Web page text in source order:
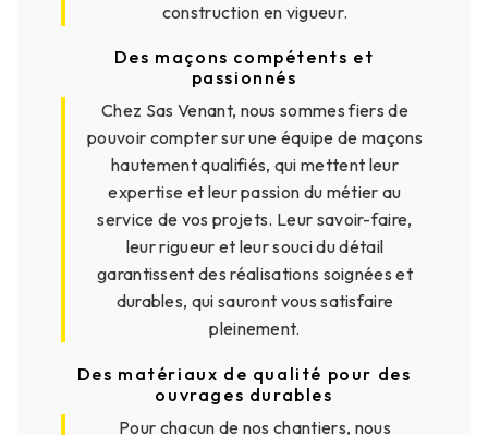
construction en vigueur.
Des maçons compétents et
passionnés
Chez Sas Venant, nous sommes fiers de
pouvoir compter sur une équipe de maçons
hautement qualifiés, qui mettent leur
expertise et leur passion du métier au
service de vos projets. Leur savoir-faire,
leur rigueur et leur souci du détail
garantissent des réalisations soignées et
durables, qui sauront vous satisfaire
pleinement.
Des matériaux de qualité pour des
ouvrages durables
Pour chacun de nos chantiers, nous